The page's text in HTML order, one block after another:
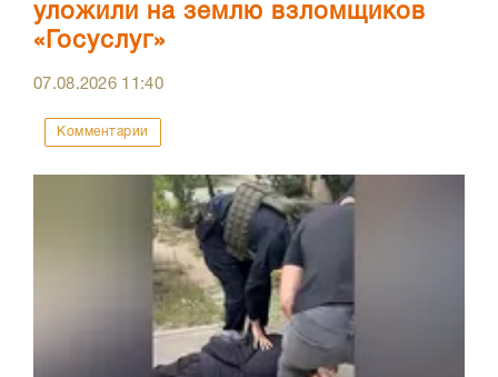
уложили на землю взломщиков
«Госуслуг»
07.08.2026 11:40
Комментарии